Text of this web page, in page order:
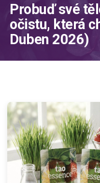
Probuď své
očistu, která
Duben 2026)